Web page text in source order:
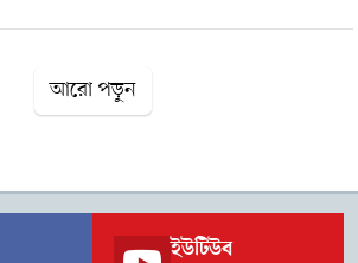
আরো পড়ুন
ইউটিউব